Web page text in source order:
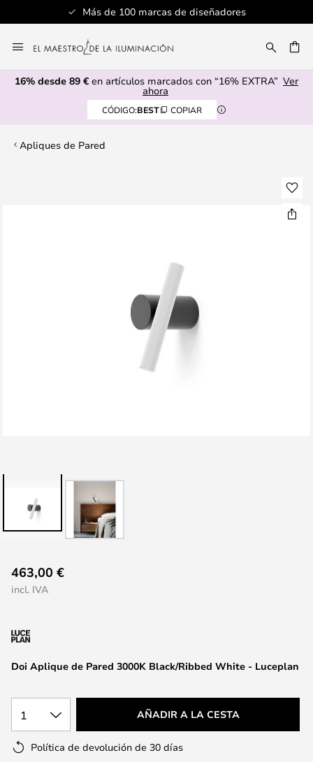
Más de 100 marcas de diseñadores
al
contenido
16% desde 89 € en artículos marcados con “16% EXTRA” Ver
ahora
CÓDIGO:BEST COPIAR
Apliques de Pared
al
comienzo
la
galería
deDoi Aplique de Pared 3000K Black/Ribbed White - Luceplan
463,00 €
incl. IVA
1 AÑADIR A LA CESTA
Política de devolución de 30 días